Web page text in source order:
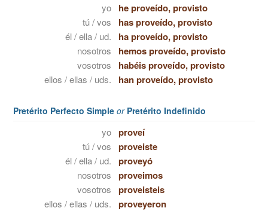
yo he proveído, provisto
tú / vos has proveído, provisto
él / ella / ud. ha proveído, provisto
nosotros hemos proveído, provisto
vosotros habéis proveído, provisto
ellos / ellas / uds. han proveído, provisto
Pretérito Perfecto Simple orPretérito Indefinido
yo proveí
tú / vos proveiste
él / ella / ud. proveyó
nosotros proveimos
vosotros proveisteis
ellos / ellas / uds. proveyeron